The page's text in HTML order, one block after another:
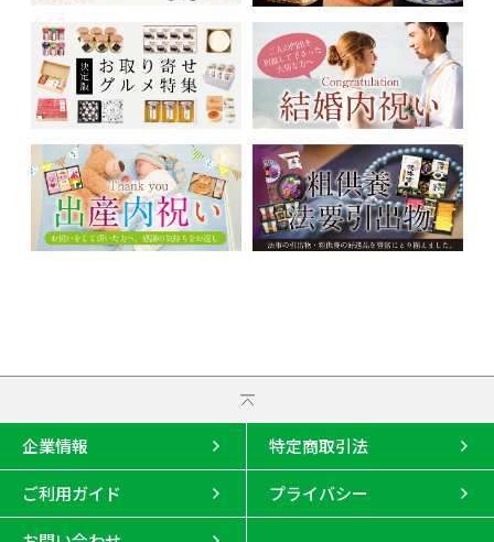
企業情報 特定商取引法
ご利用ガイド プライバシー